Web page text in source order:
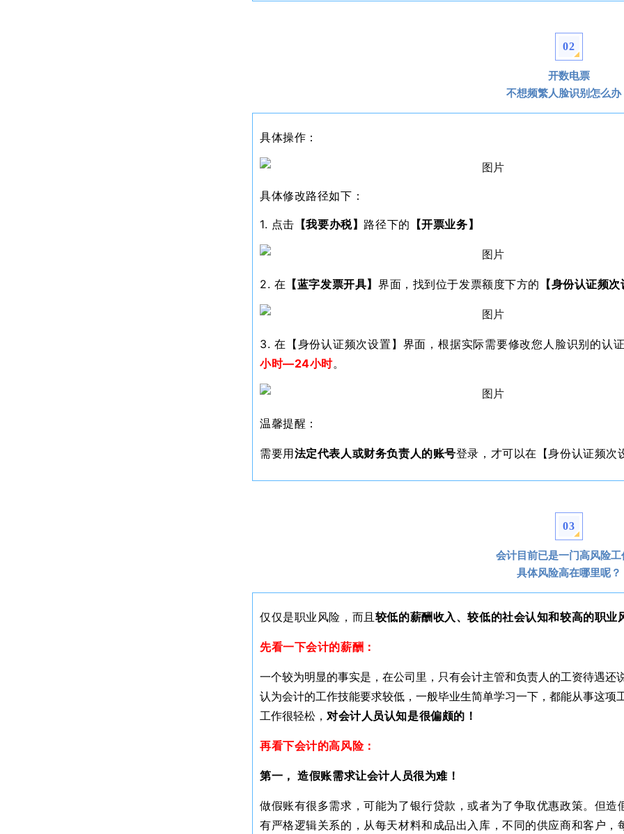
02
开数电票
不想频繁人脸识别怎么办
具体操作：
具体修改路径如下：
1. 点击 【我要办税】 路径下的 【开票业务】
2. 在 【蓝字发票开具】 界面，找到位于发票额度下方的 【身份认证频次
3. 在【身份认证频次设置】界面，根据实际需要修改您人脸识别的认
小时—24小时。
温馨提醒：
需要用法定代表人或财务负责人的账号登录，才可以在【身份认证频次
03
会计目前已是一门高风险工
具体风险高在哪里呢？
仅仅是职业风险，而且 较低的薪酬收入、较低的社会认知和较高的职业
先看一下会计的薪酬：
一个较为明显的事实是，在公司里，只有会计主管和负责人的工资待遇
认为会计的工作技能要求较低，一般毕业生简单学习一下，都能从事这项
工作很轻松， 对会计人员认知是很偏颇的！
再看下会计的高风险：
第一， 造假账需求让会计人员很为难！
做假账有很多需求，可能为了银行贷款，或者为了争取优惠政策。但
有严格逻辑关系的，从每天材料和成品出入库，不同的供应商和客户